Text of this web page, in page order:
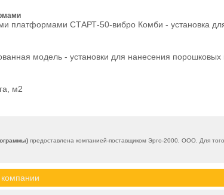
СТАРТ-50-вибро Комби - установка
модель - установки для нанесения
м2
предоставлена компанией-поставщиком Эрго-2000, ООО. Для
компании